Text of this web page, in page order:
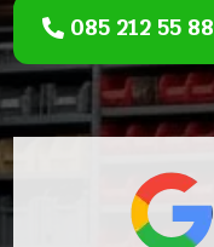
085 212 55 88